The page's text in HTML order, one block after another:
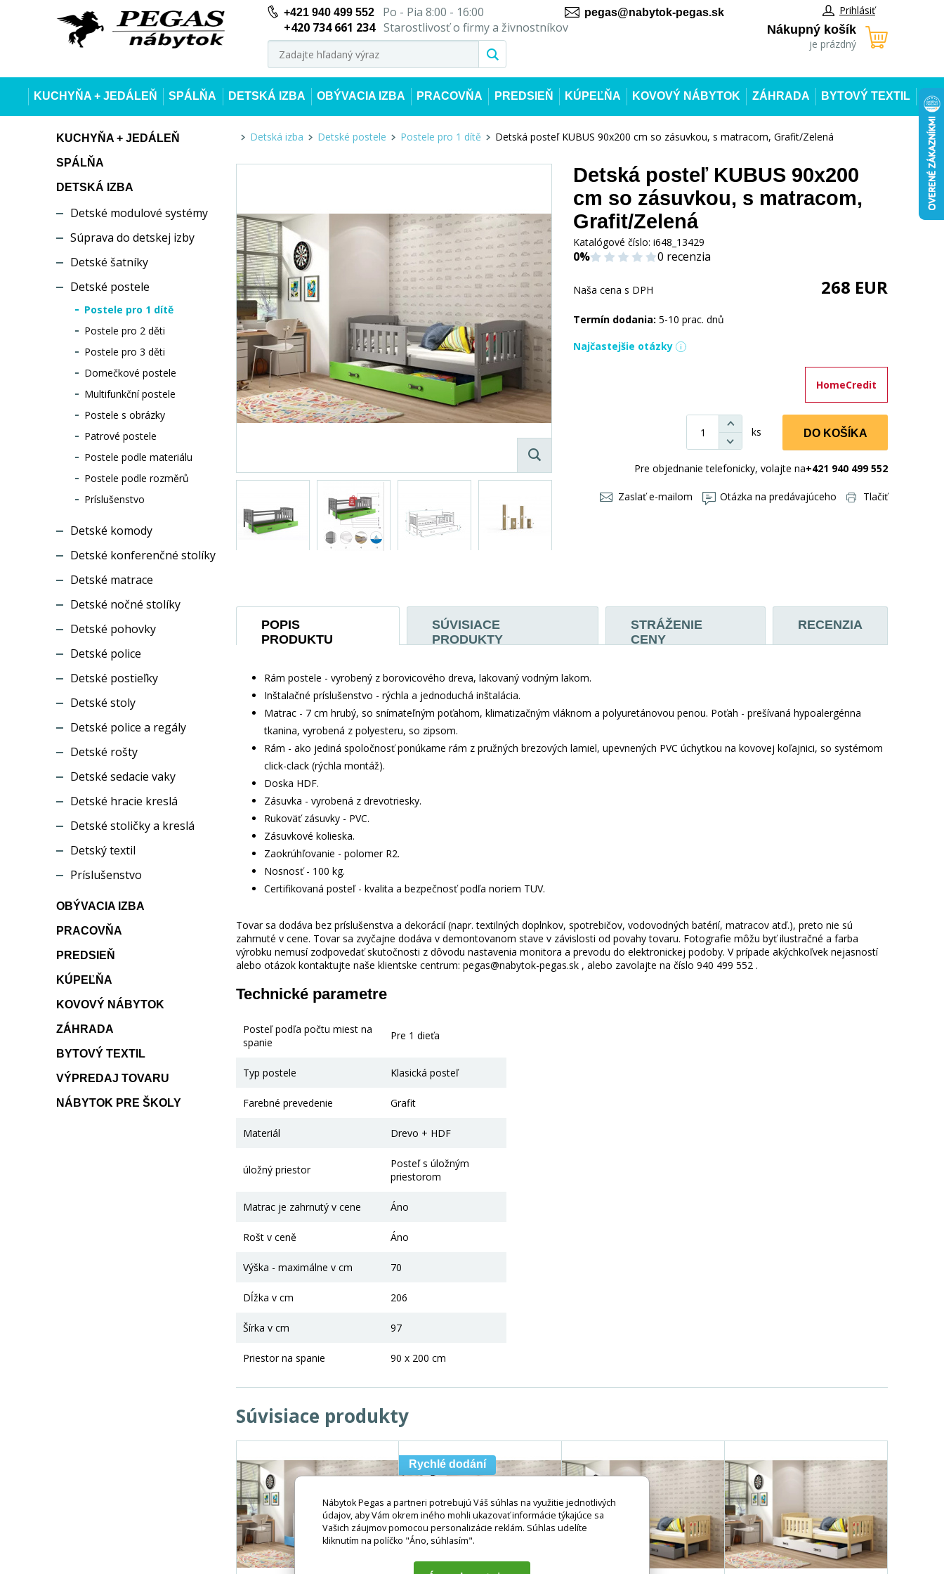
+421 940 499 552
Po - Pia 8:00 - 16:00
+420 734 661 234 Starostlivosť o firmy a živnostníkov
pegas@nabytok-pegas.sk Prihlásiť
Nákupný košík
je prázdný
KUCHYŇA + JEDÁLEŇ SPÁLŇA DETSKÁ IZBA OBÝVACIA IZBA PRACOVŇA PREDSIEŇ KÚPEĽŇA KOVOVÝ NÁBYTOK ZÁHRADA BYTOVÝ TEXTIL
KUCHYŇA + JEDÁLEŇ
SPÁLŇA
DETSKÁ IZBA
Detské modulové systémy
Súprava do detskej izby
Detské šatníky
Detské postele
Postele pro 1 dítě
Postele pro 2 děti
Postele pro 3 děti
Domečkové postele
Multifunkční postele
Postele s obrázky
Patrové postele
Postele podle materiálu
Postele podle rozměrů
Príslušenstvo
Detské komody
Detské konferenčné stolíky
Detské matrace
Detské nočné stolíky
Detské pohovky
Detské police
Detské postieľky
Detské stoly
Detské police a regály
Detské rošty
Detské sedacie vaky
Detské hracie kreslá
Detské stoličky a kreslá
Detský textil
Príslušenstvo
OBÝVACIA IZBA
PRACOVŇA
PREDSIEŇ
KÚPEĽŇA
KOVOVÝ NÁBYTOK
ZÁHRADA
BYTOVÝ TEXTIL
VÝPREDAJ TOVARU
NÁBYTOK PRE ŠKOLY
Detská izba Detské postele Postele pro 1 dítě Detská posteľ KUBUS 90x200 cm so zásuvkou, s matracom, Grafit/Zelená
Detská posteľ KUBUS 90x200
cm so zásuvkou, s matracom,
Grafit/Zelená
Katalógové číslo: i648_13429
0% 0 recenzia
Naša cena s DPH 268 EUR
Termín dodania: 5-10 prac. dnů
Najčastejšie otázky
HomeCredit
ks DO KOŠÍKA
Pre objednanie telefonicky, volajte na+421 940 499 552
Zaslať e-mailom Otázka na predávajúceho Tlačiť
POPIS
PRODUKTU
SÚVISIACE
PRODUKTY
STRÁŽENIE
CENY
RECENZIA
Rám postele - vyrobený z borovicového dreva, lakovaný vodným lakom.
Inštalačné príslušenstvo - rýchla a jednoduchá inštalácia.
Matrac - 7 cm hrubý, so snímateľným poťahom, klimatizačným vláknom a polyuretánovou penou. Poťah - prešívaná hypoalergénna
tkanina, vyrobená z polyesteru, so zipsom.
Rám - ako jediná spoločnosť ponúkame rám z pružných brezových lamiel, upevnených PVC úchytkou na kovovej koľajnici, so systémom
click-clack (rýchla montáž).
Doska HDF.
Zásuvka - vyrobená z drevotriesky.
Rukoväť zásuvky - PVC.
Zásuvkové kolieska.
Zaokrúhľovanie - polomer R2.
Nosnosť - 100 kg.
Certifikovaná posteľ - kvalita a bezpečnosť podľa noriem TUV.
Tovar sa dodáva bez príslušenstva a dekorácií (napr. textilných doplnkov, spotrebičov, vodovodných batérií, matracov atď.), preto nie sú
zahrnuté v cene. Tovar sa zvyčajne dodáva v demontovanom stave v závislosti od povahy tovaru. Fotografie môžu byť ilustračné a farba
výrobku nemusí zodpovedať skutočnosti z dôvodu nastavenia monitora a prevodu do elektronickej podoby. V prípade akýchkoľvek nejasností
alebo otázok kontaktujte naše klientske centrum: pegas@nabytok-pegas.sk , alebo zavolajte na číslo 940 499 552 .
Technické parametre
Posteľ podľa počtu miest na
spanie
Pre 1 dieťa
Typ postele Klasická posteľ
Farebné prevedenie Grafit
Materiál Drevo + HDF
úložný priestor
Posteľ s úložným
priestorom
Matrac je zahrnutý v cene Áno
Rošt v ceně Áno
Výška - maximálne v cm 70
Dĺžka v cm 206
Šírka v cm 97
Priestor na spanie 90 x 200 cm
Súvisiace produkty
Rychlé dodání
Nábytok Pegas a partneri potrebujú Váš súhlas na využitie jednotlivých
údajov, aby Vám okrem iného mohli ukazovať informácie týkajúce sa
Vašich záujmov pomocou personalizácie reklám. Súhlas udelíte
kliknutím na políčko "Áno, súhlasím".